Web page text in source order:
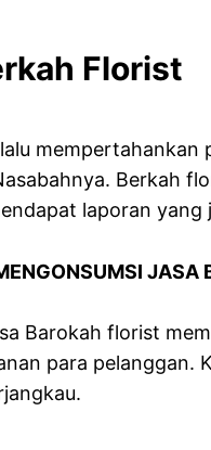
Florist
mempertahankan
Berkah
laporan yang
JASA
Barokah florist
para pelanggan.